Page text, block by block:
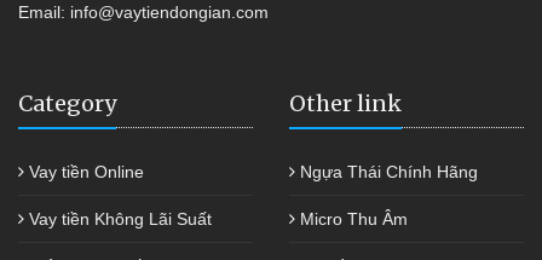
Email: info@vaytiendongian.com
Category
Vay tiền Online
Vay tiền Không Lãi Suất
Other link
Ngựa Thái Chính Hãng
Micro Thu Âm